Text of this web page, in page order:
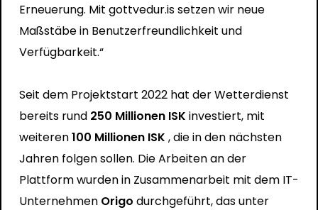
Erneuerung. Mit gottvedur.is setzen wir neue
Maßstäbe in Benutzerfreundlichkeit und
Verfügbarkeit.“
Seit dem Projektstart 2022 hat der Wetterdienst
bereits rund 250 Millionen ISK investiert, mit
weiteren100 Millionen ISK , die in den nächsten
Jahren folgen sollen. Die Arbeiten an der
Plattform wurden in Zusammenarbeit mit dem IT-
Unternehmen Origo durchgeführt, das unter